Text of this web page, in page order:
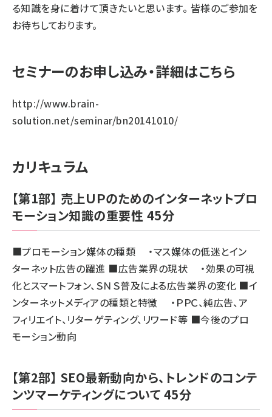
る知識を身に着けて頂きたいと思います。 皆様のご参加を
お待ちしております。
セミナーのお申し込み・詳細はこちら
http://www.brain-
solution.net/seminar/bn20141010/
カリキュラム
【第1部】 売上ＵＰのためのインターネットプロ
モーション知識の重要性 45分
■プロモーション媒体の種類 ・マス媒体の低迷とイン
ターネット広告の躍進 ■広告業界の現状 ・効果の可視
化とスマートフォン、ＳＮＳ普及による広告業界の変化 ■イ
ンターネットメディアの種類と特徴 ・ＰＰＣ、純広告、ア
フィリエイト、リターゲティング、リワード等 ■今後のプロ
モーション動向
【第2部】 SEO最新動向から、トレンドのコンテ
ンツマーケティングについて 45分